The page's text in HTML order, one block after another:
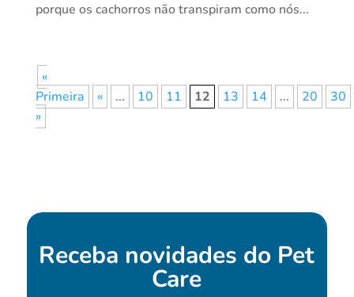
porque os cachorros não transpiram como nós...
«
Primeira
« ... 10 11 12 13 14 ... 20
30
»
Receba novidades do Pet
Care